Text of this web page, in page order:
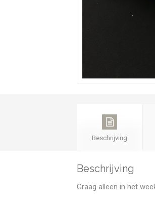
Beschrijving
Beschrijving
Graag alleen in het